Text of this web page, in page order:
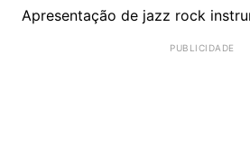
Apresentação de jazz rock